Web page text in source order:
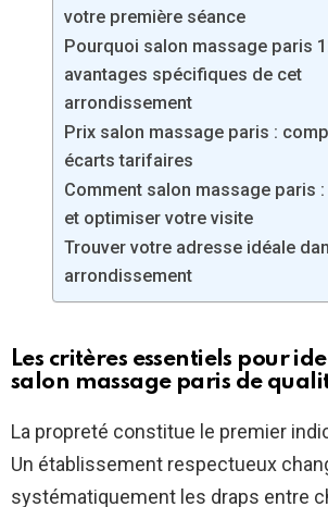
votre première séance
Pourquoi salon massage paris
avantages spécifiques de cet
arrondissement
Prix salon massage paris :
écarts tarifaires
Comment salon massage paris
et optimiser votre visite
Trouver votre adresse idéale
arrondissement
Les critères essentiels pour
salon massage paris de
La propreté constitue le premier
Un établissement respectueux
systématiquement les draps entre